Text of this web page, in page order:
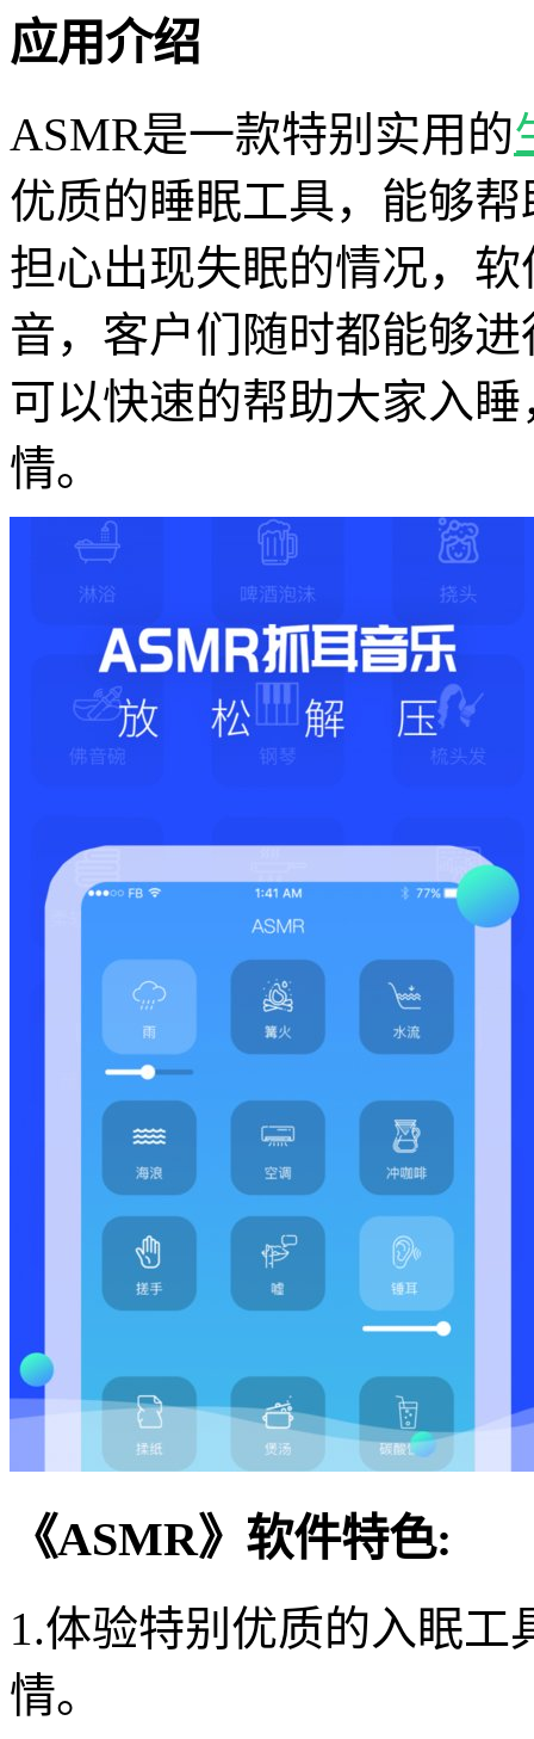
应用介绍
ASMR是一款特别实用的
优质的睡眠工具，能够
担心出现失眠的情况，
音，客户们随时都能够
可以快速的帮助大家入
情。
《ASMR》软件特色:
1.体验特别优质的入眠
情。